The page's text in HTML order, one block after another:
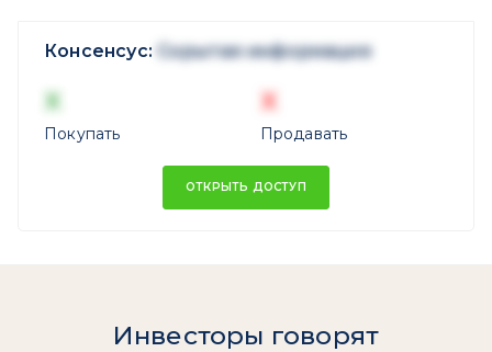
Консенсус: Скрытая информация
X
Покупать
X
Продавать
ОТКРЫТЬ ДОСТУП
Инвесторы говорят